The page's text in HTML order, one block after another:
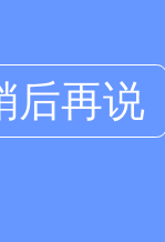
后再说